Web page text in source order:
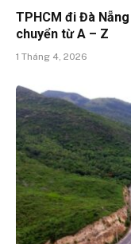
TPHCM đi Đà
chuyển từ A – Z
1 Tháng 4, 2026